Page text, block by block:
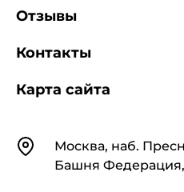
КонтактыМосква, наб.
Башня
Отзывы
Контакты
Карта сайта